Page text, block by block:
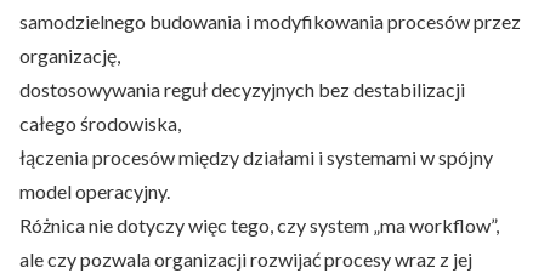
samodzielnego budowania i modyfikowania procesów przez
organizację,
dostosowywania reguł decyzyjnych bez destabilizacji
całego środowiska,
łączenia procesów między działami i systemami w spójny
model operacyjny.
Różnica nie dotyczy więc tego, czy system „ma workflow”,
ale czy pozwala organizacji rozwijać procesy wraz z jej